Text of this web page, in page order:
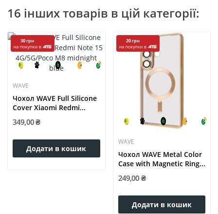
16 інших товарів в цій категорії:
30 грн
WAVE
Чохол WAVE Full Silicone
Cover Xiaomi Redmi...
349,00 ₴
Додати в кошик
20 грн
WAVE
Чохол WAVE Metal Color
Case with Magnetic Ring...
249,00 ₴
Додати в кошик